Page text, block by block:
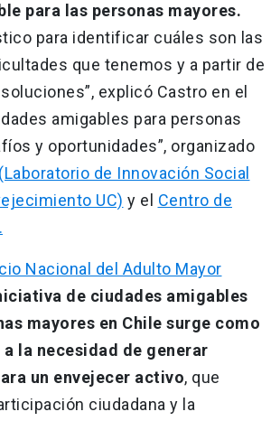
para las personas mayores.
para identificar cuáles son las
que tenemos y a partir de
explicó Castro en el
amigables para personas
y oportunidades”, organizado
de Innovación Social
UC) y el Centro de
Nacional del Adulto Mayor
de ciudades amigables
mayores en Chile surge como
a la necesidad de generar
un envejecer activo, que
ciudadana y la